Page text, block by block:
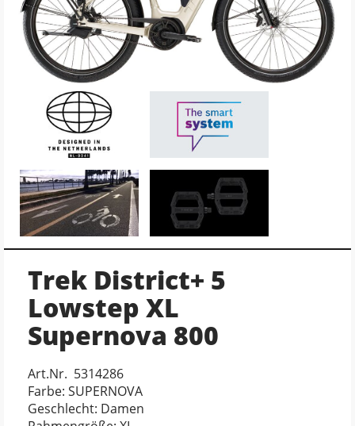
Trek District+ 5
Lowstep XL
Supernova 800
Art.Nr. 5314286
Farbe: SUPERNOVA
Geschlecht: Damen